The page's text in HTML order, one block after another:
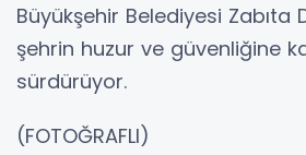
Büyükşehir Belediyesi Zabıta
şehrin huzur ve güvenliğine
sürdürüyor.
(FOTOĞRAFLI)